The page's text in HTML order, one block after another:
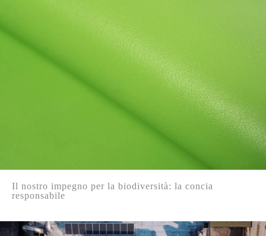
Il nostro impegno per la biodiversità: la concia
responsabile